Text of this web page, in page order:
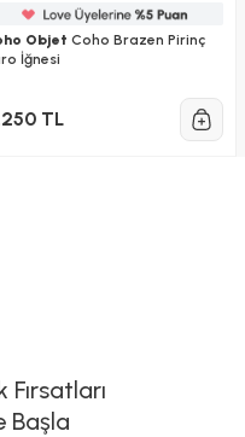
Objet Coho Brazen Pirinç
İğnesi
TL
Fırsatları
Başla